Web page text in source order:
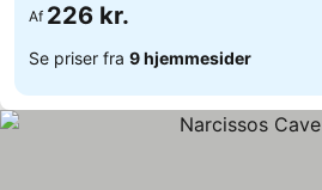
Af 226 kr.
Se priser fra 9 hjemmesider